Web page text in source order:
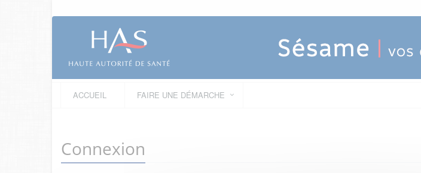
ACCUEIL FAIRE UNE DÉMARCHE
Connexion